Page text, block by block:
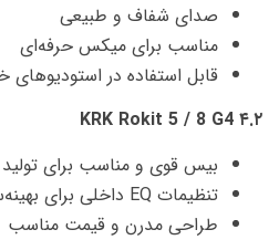
صدای شفاف و طبیعی
مناسب برای میکس حرفه‌ای
قابل استفاده در
۴.۲ KRK Rokit 5 / 8 G4
بیس قوی و مناسب برای
تنظیمات EQ داخلی برای بهینه‌سازی صدا
طراحی مدرن و قیمت مناسب